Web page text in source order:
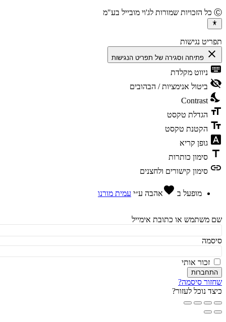
נגישות
פתיחה וסגירה של תפריט הנגישות
ניווט מקלדת
ביטול אנימציות / הבהובים
Contrast
הגדלת טקסט
הקטנת טקסט
גופן קריא
סימון כותרות
סימון קישורים ולחצנים
מופעל בfavorite אהבהע״י עמית מורנו
או כתובת אימייל
זכור אותי
סיסמה?
נוכל לעזור?